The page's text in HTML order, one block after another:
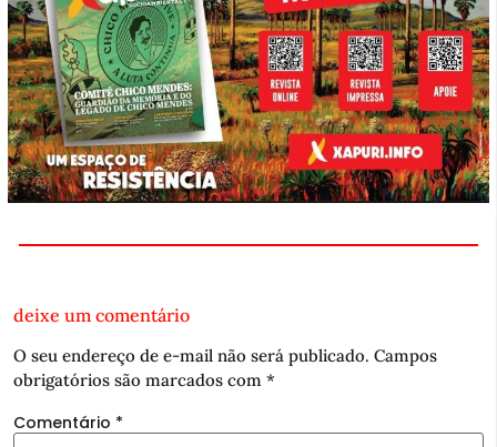
deixe um comentário
O seu endereço de e-mail não será publicado. Campos
obrigatórios são marcados com *
Comentário *